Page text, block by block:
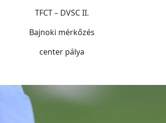
TFCT – DVSC II.
Bajnoki mérkőzés
center pálya